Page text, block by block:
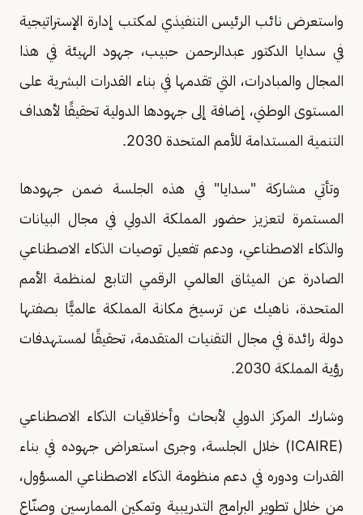
واستعرض نائب الرئيس التنفيذي لمكتب إدارة الإستراتيجية
في سدايا الدكتور عبدالرحمن حبيب، جهود الهيئة في هذا
المجال والمبادرات، التي تقدمها في بناء القدرات البشرية على
المستوى الوطني، إضافة إلى جهودها الدولية تحقيقًا لأهداف
التنمية المستدامة للأمم المتحدة 2030.
وتأتي مشاركة "سدايا" في هذه الجلسة ضمن جهودها
المستمرة لتعزيز حضور المملكة الدولي في مجال البيانات
والذكاء الاصطناعي، ودعم تفعيل توصيات الذكاء الاصطناعي
الصادرة عن الميثاق العالمي الرقمي التابع لمنظمة الأمم
المتحدة، ناهيك عن ترسيخ مكانة المملكة عالميًّا بصفتها
دولة رائدة في مجال التقنيات المتقدمة، تحقيقًا لمستهدفات
رؤية المملكة 2030.
وشارك المركز الدولي لأبحاث وأخلاقيات الذكاء الاصطناعي
(ICAIRE) خلال الجلسة، وجرى استعراض جهوده في بناء
القدرات ودوره في دعم منظومة الذكاء الاصطناعي المسؤول،
من خلال تطوير البرامج التدريبية وتمكين الممارسين وصنّاع